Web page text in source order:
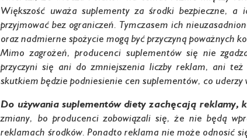
Większość uważa suplementy za środki bezpieczne, a
przyjmować bez ograniczeń. Tymczasem ich
oraz nadmierne spożycie mogą być przyczyną poważnych
Mimo zagrożeń, producenci suplementów się nie
przyczyni się ani do zmniejszenia liczby reklam, ani też
skutkiem będzie podniesienie cen suplementów, co
Do używania suplementów diety zachęcają reklamy,
zmiany, bo producenci zobowiązali się, że nie będą
reklamach środków. Ponadto reklama nie może odnosić